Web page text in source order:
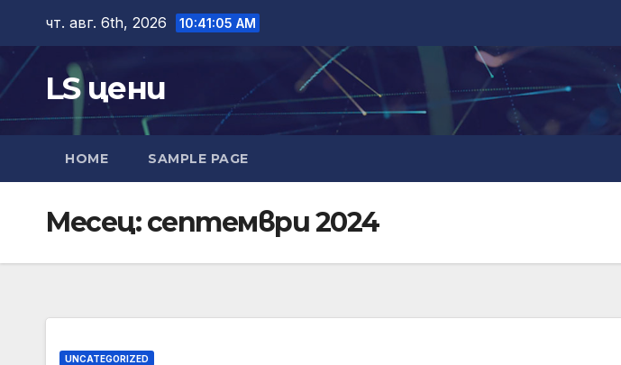
content
чт. авг. 6th, 2026 10:41:05 AM
LS цени
HOME SAMPLE PAGE
Месец:септември 2024
UNCATEGORIZED